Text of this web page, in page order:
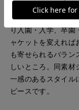
ピースです。色合
ーは同色で、すっ
り入園・入学、卒園
ャケットを変えれ
も寄せられるバラン
しいところ。同素
一感のあるスタイル
ピースです。